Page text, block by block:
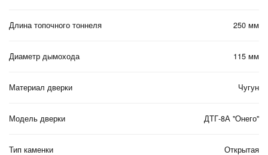
Длина топочного тоннеля 250 мм
Диаметр дымохода 115 мм
Материал дверки Чугун
Модель дверки ДТГ-8А "Онего"
Тип каменки Открытая